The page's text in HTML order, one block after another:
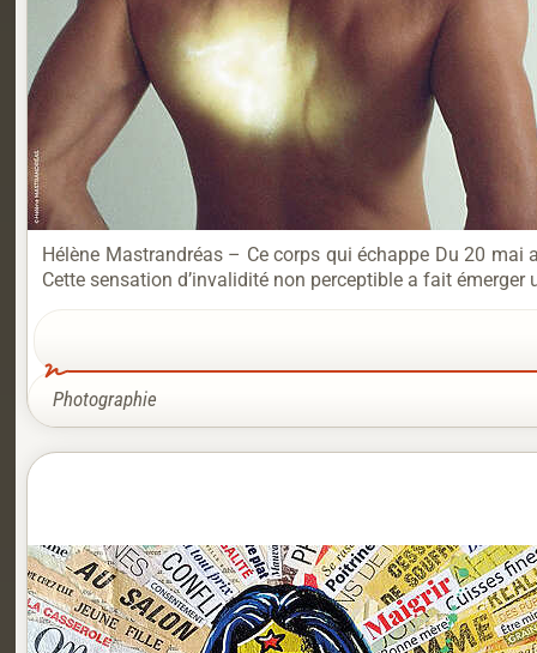
Hélène Mastrandréas – Ce corps qui échappe Du 20
Cette sensation d’invalidité non perceptible a fait
Photographie